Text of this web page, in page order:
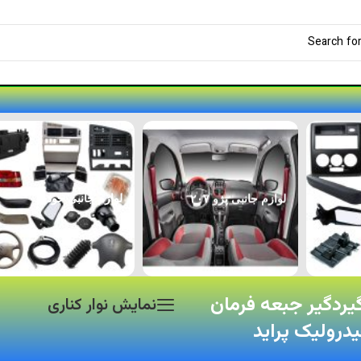
لوازم جانبی پژو ۲۰۷ لوازم جانبی خودرو
جبعه فرمان
پراید
نمایش نوار کناری